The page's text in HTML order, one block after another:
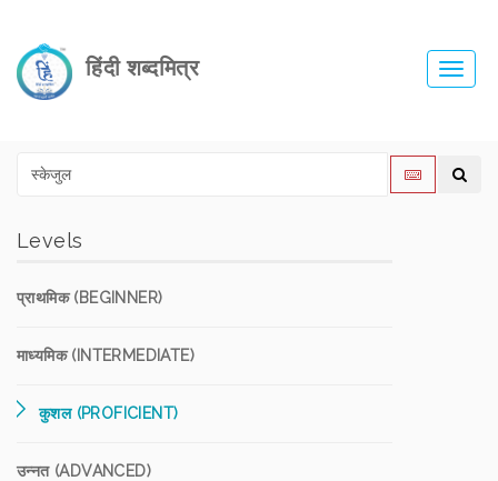
हिंदी शब्दमित्र
Levels
प्राथमिक (BEGINNER)
माध्यमिक (INTERMEDIATE)
कुशल (PROFICIENT)
उन्नत (ADVANCED)